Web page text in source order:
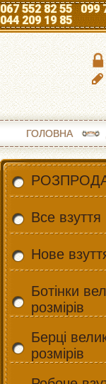
067 552 82 55 099
044 209 19 85
ГОЛОВНА
Все взуття
Нове
Ботінки
розмірів
Берці
розмірів